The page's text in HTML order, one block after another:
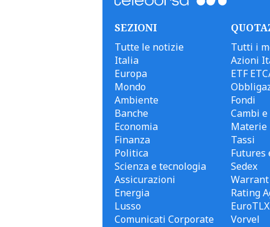
SEZIONI
Tutte le notizie
Italia
Europa
Mondo
Ambiente
Banche
Economia
Finanza
Politica
Scienza e tecnologia
Assicurazioni
Energia
Lusso
Comunicati Corporate
Tutti i
Azioni
ETF
Fondi
Cambi
Materie
Tassi
Futures
Sedex
Warrant
Rating
EuroTLX
Vorvel